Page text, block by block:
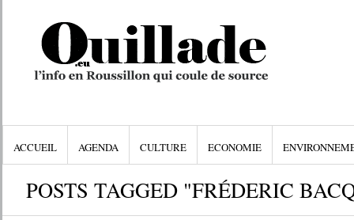
ACCUEIL AGENDA CULTURE ECONOMIE
POSTS TAGGED "FRÉDERIC